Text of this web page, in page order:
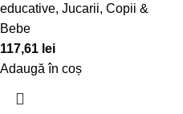
educative, Jucarii, Copii &
Bebe
117,61 lei
Adaugă în coș